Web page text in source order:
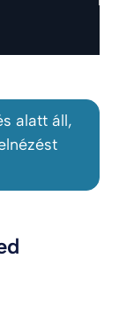
alatt áll,